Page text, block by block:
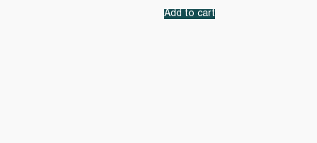
Add to cart